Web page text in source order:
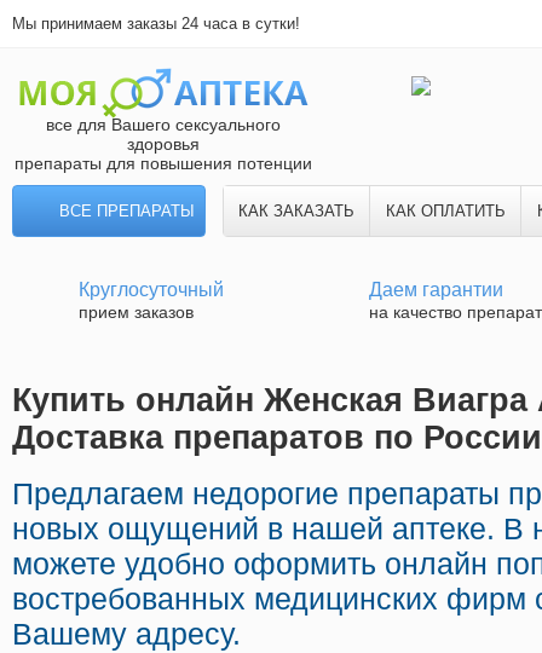
Мы принимаем заказы 24 часа в сутки!
все для Вашего сексуального
здоровья
препараты для повышения потенции
ВСЕ ПРЕПАРАТЫ КАК ЗАКАЗАТЬ КАК ОПЛАТИТЬ
Круглосуточный
прием заказов
Даем гарантии
на качество
Купить онлайн Женская
Доставка препаратов по России
Предлагаем недорогие препараты
новых ощущений в нашей аптеке. В
можете удобно оформить онлайн
востребованных медицинских фирм
Вашему адресу.